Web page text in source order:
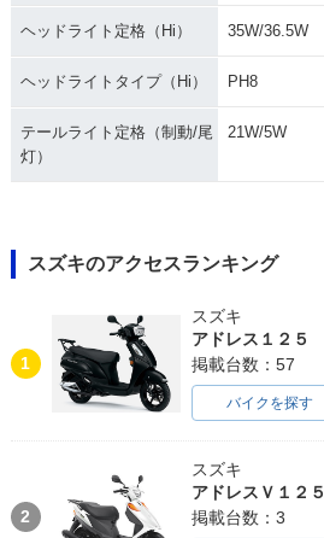
ヘッドライト定格（Hi） 35W/36.5W
ヘッドライトタイプ（Hi） PH8
テールライト定格（制動/尾
灯）
21W/5W
スズキのアクセスランキング
1
スズキ
アドレス１２５
掲載台数：57
バイクを探す
2
スズキ
アドレスＶ１２５
掲載台数：3